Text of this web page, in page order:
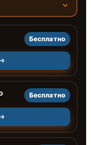
Бесплатно
Бесплатно